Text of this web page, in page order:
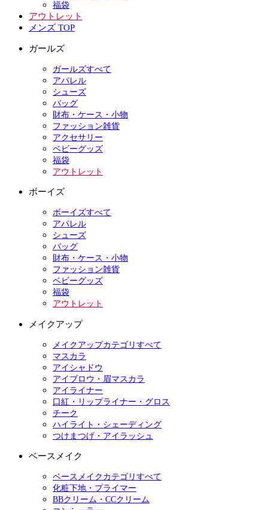
福袋
アウトレット
メンズ TOP
ガールズ
ガールズすべて
アパレル
シューズ
バッグ
財布・ケース・小物
ファッション雑貨
アクセサリー
ベビーグッズ
福袋
アウトレット
ボーイズ
ボーイズすべて
アパレル
シューズ
バッグ
財布・ケース・小物
ファッション雑貨
ベビーグッズ
福袋
アウトレット
メイクアップ
メイクアップカテゴリすべて
マスカラ
アイシャドウ
アイブロウ・眉マスカラ
アイライナー
口紅・リップライナー・グロス
チーク
ハイライト・シェーディング
つけまつげ・アイラッシュ
ベースメイク
ベースメイクカテゴリすべて
化粧下地・プライマー
BBクリーム・CCクリーム